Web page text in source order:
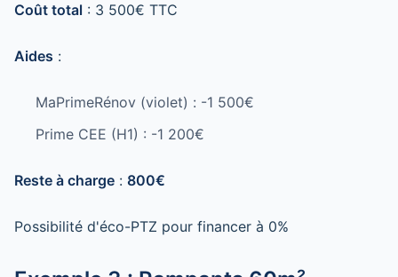
Coût total : 3 500€ TTC
Aides :
MaPrimeRénov (violet) : -1 500€
Prime CEE (H1) : -1 200€
Reste à charge : 800€
Possibilité d'éco-PTZ pour financer à 0%